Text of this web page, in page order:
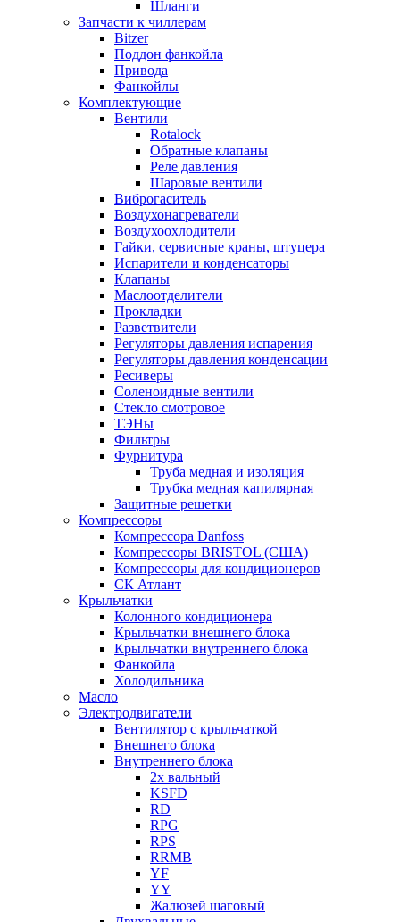
Шланги
Запчасти к чиллерам
Bitzer
Поддон фанкойла
Привода
Фанкойлы
Комплектующие
Вентили
Rotalock
Обратные клапаны
Реле давления
Шаровые вентили
Виброгаситель
Воздухонагреватели
Воздухоохлодители
Гайки, сервисные краны, штуцера
Испарители и конденсаторы
Клапаны
Маслоотделители
Прокладки
Разветвители
Регуляторы давления испарения
Регуляторы давления конденсации
Ресиверы
Соленоидные вентили
Стекло смотровое
ТЭНы
Фильтры
Фурнитура
Труба медная и изоляция
Трубка медная капилярная
Защитные решетки
Компрессоры
Компрессора Danfoss
Компрессоры BRISTOL (США)
Компрессоры для кондиционеров
СК Атлант
Крыльчатки
Колонного кондиционера
Крыльчатки внешнего блока
Крыльчатки внутреннего блока
Фанкойла
Холодильника
Масло
Электродвигатели
Вентилятор с крыльчаткой
Внешнего блока
Внутреннего блока
2х вальный
KSFD
RD
RPG
RPS
RRMB
YF
YY
Жалюзей шаговый